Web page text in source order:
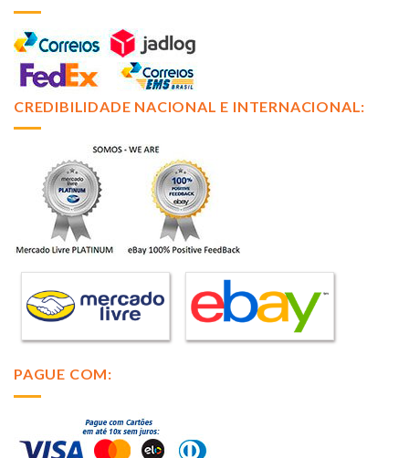
CREDIBILIDADE NACIONAL E INTERNACIONAL:
PAGUE COM: